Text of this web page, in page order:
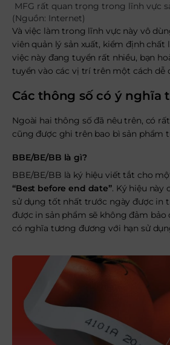
MFG rất quan trọng trong lĩnh vực
(Nguồn: Internet)
Và việc làm trong lĩnh vực này vô
viên quản lý sản xuất, kiểm định chất
việc này đang tuyển rất nhiều, bạn
tuyển vào các vị trí trên một cách dễ
Các thông số có ý nghĩa
Ngoài hai thông số đã nêu trên, có
cũng được ghi trên bao bì sản phẩm
BBE/BE/BB là gì?
BBE/BE/BB là ký hiệu viết tắt cho
“Best before end date”. Ký hiệu này
sử dụng tốt nhất trước ngày được in
được in sản phẩm sẽ không đảm
có nghĩa tương đương với hạn sử